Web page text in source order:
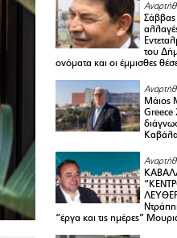
Σάββας
του
ονόματα και οι έμμισθες
Μάιος
Greece
Καβάλα
“έργα και τις ημέρες”